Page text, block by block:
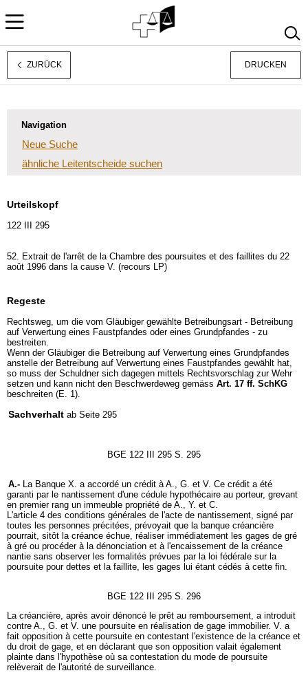
Français
ZURÜCK DRUCKEN
Navigation
Neue Suche
ähnliche Leitentscheide suchen
Urteilskopf
122 III 295
52. Extrait de l'arrêt de la Chambre des poursuites et des faillites du 22
août 1996 dans la cause V. (recours LP)
Regeste
Rechtsweg, um die vom Gläubiger gewählte Betreibungsart - Betreibung
auf Verwertung eines Faustpfandes oder eines Grundpfandes - zu
bestreiten.
Wenn der Gläubiger die Betreibung auf Verwertung eines Grundpfandes
anstelle der Betreibung auf Verwertung eines Faustpfandes gewählt hat,
so muss der Schuldner sich dagegen mittels Rechtsvorschlag zur Wehr
setzen und kann nicht den Beschwerdeweg gemäss Art. 17 ff. SchKG
beschreiten (E. 1).
Sachverhalt ab Seite 295
BGE 122 III 295 S. 295
A.- La Banque X. a accordé un crédit à A., G. et V. Ce crédit a été
garanti par le nantissement d'une cédule hypothécaire au porteur, grevant
en premier rang un immeuble propriété de A., Y. et C.
L'article 4 des conditions générales de l'acte de nantissement, signé par
toutes les personnes précitées, prévoyait que la banque créancière
pourrait, sitôt la créance échue, réaliser immédiatement les gages de gré
à gré ou procéder à la dénonciation et à l'encaissement de la créance
nantie sans observer les formalités prévues par la loi fédérale sur la
poursuite pour dettes et la faillite, les gages lui étant cédés à cette fin.
BGE 122 III 295 S. 296
La créancière, après avoir dénoncé le prêt au remboursement, a introduit
contre A., G. et V. une poursuite en réalisation de gage immobilier. V. a
fait opposition à cette poursuite en contestant l'existence de la créance et
du droit de gage, et en déclarant que son opposition valait également
plainte dans l'hypothèse où sa contestation du mode de poursuite
relèverait de l'autorité de surveillance.